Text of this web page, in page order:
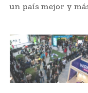
un país mejor y